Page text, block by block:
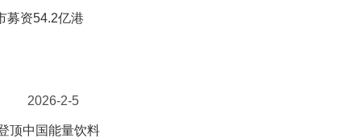
募资54.2亿港
2026-2-5
顶中国能量饮料